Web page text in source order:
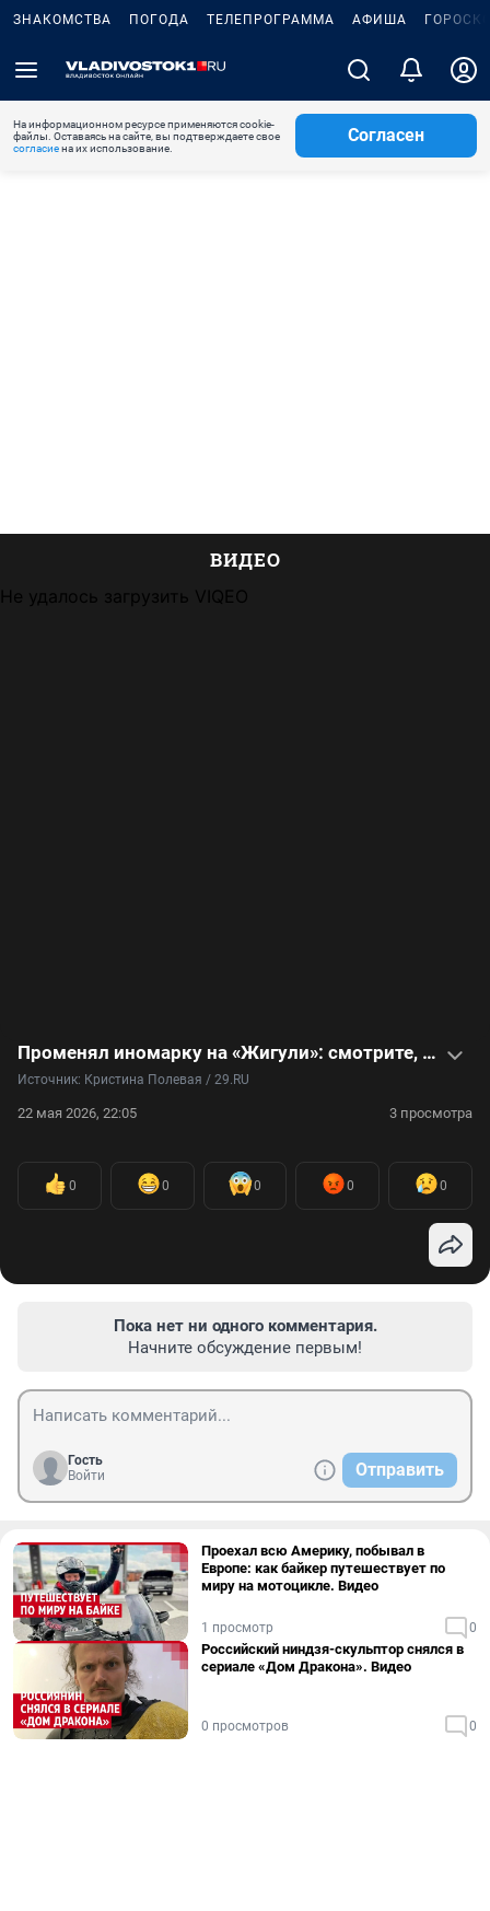
ЗНАКОМСТВА ПОГОДА ТЕЛЕПРОГРАММА АФИША
На информационном ресурсе применяются cookie-
файлы. Оставаясь на сайте, вы подтверждаете свое
согласиена их использование.
Согласен
ВИДЕО
Не удалось загрузить VIQEO
Променял иномарку на «Жигули»: смотрите, как заводчанин восстановил легендарную машину. Видео
Источник: Кристина Полевая / 29.RU
22 мая 2026, 22:05 3 просмотра
0 0 0 0 0
Пока нет ни одного комментария.
Начните обсуждение первым!
Гость
Войти
Отправить
Проехал всю Америку, побывал в
Европе: как байкер путешествует по
миру на мотоцикле. Видео
1 просмотр 0
Российский ниндзя-скульптор снялся в
сериале «Дом Дракона». Видео
0 просмотров 0